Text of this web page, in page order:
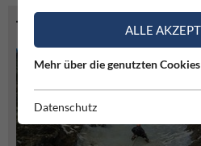
TOURENINFO ALLE
Mehr über die genutzten
Datenschutz